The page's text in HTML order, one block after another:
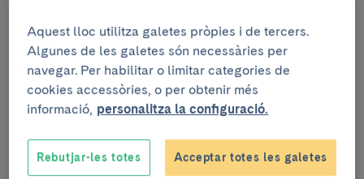
de Asunción i la UB
El Dr. Ricard Cervera
, cap del Servei de Malalties
Autoimmunes de l'Hospital Clínic de Barcelona i
coordinador del Màster en Malalties Autoimmunes de
professora de la Universidad Nacional de Asunción i
ex-alumna d'aquest Màster, dirigeixen la primera
Aquest lloc utilitza galetes pròpies i de tercers.
Algunes de les galetes són necessàries per
navegar. Per habilitar o limitar categories de
cookies accessòries, o per obtenir més
informació, personalitza la configuració.
Rebutjar-les totes Acceptar totes les galetes